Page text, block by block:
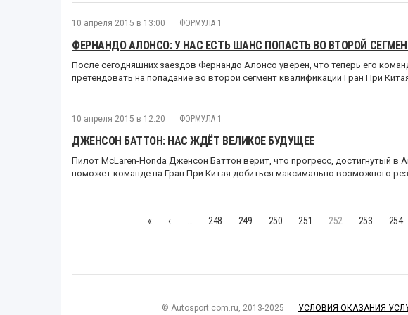
10 апреля 2015 в 13:00 ФОРМУЛА 1
ФЕРНАНДО АЛОНСО: У НАС ЕСТЬ ШАНС ПОПАСТЬ ВО ВТОРОЙ
После сегодняшних заездов Фернандо Алонсо уверен, что теперь его
претендовать на попадание во второй сегмент квалификации Гран При
10 апреля 2015 в 12:20 ФОРМУЛА 1
ДЖЕНСОН БАТТОН: НАС ЖДЁТ ВЕЛИКОЕ БУДУЩЕЕ
Пилот McLaren-Honda Дженсон Баттон верит, что прогресс, достигнутый в
поможет команде на Гран При Китая добиться максимально возможного
« ‹ 248 249 250 251 252 253 254
© Autosport.com.ru, 2013-2025 УСЛОВИЯ ОКАЗАНИЯ